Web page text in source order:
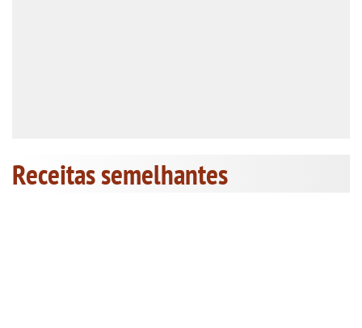
Receitas semelhantes